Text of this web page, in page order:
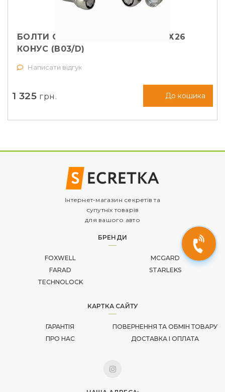
БОЛТИ СЕКРЕТНІ FARAD М12Х1,25Х26
КОНУС (B03/D)
Написати відгук
1 325 грн. До кошика
Інтернет-магазин секретів та
супутніх товарів
для вашого авто
БРЕНДИ
FOXWELL
MCGARD
FARAD
STARLEKS
TECHNOLOCK
КАРТКА САЙТУ
ГАРАНТІЯ
ПОВЕРНЕННЯ ТА ОБМІН ТОВАРУ
ПРО НАС
ДОСТАВКА І ОПЛАТА